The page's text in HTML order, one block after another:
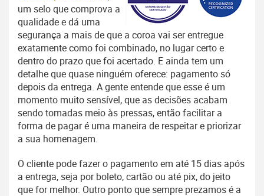
um selo que comprova a
qualidade e dá uma
segurança a mais de que a coroa vai ser entregue
exatamente como foi combinado, no lugar certo e
dentro do prazo que foi acertado. E ainda tem um
detalhe que quase ninguém oferece: pagamento só
depois da entrega. A gente entende que esse é um
momento muito sensível, que as decisões acabam
sendo tomadas meio às pressas, então facilitar a
forma de pagar é uma maneira de respeitar e priorizar
a sua homenagem.
O cliente pode fazer o pagamento em até 15 dias após
a entrega, seja por boleto, cartão ou até pix, do jeito
que for melhor. Outro ponto que sempre prezamos é a